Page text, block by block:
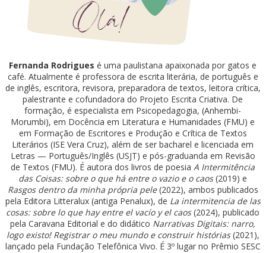
Fernanda Rodrigues é uma paulistana apaixonada por gatos e
café. Atualmente é professora de escrita literária, de português e
de inglês, escritora, revisora, preparadora de textos, leitora crítica,
palestrante e cofundadora do Projeto Escrita Criativa. De
formação, é especialista em Psicopedagogia, (Anhembi-
Morumbi), em Docência em Literatura e Humanidades (FMU) e
em Formação de Escritores e Produção e Crítica de Textos
Literários (ISE Vera Cruz), além de ser bacharel e licenciada em
Letras — Português/Inglês (USJT) e pós-graduanda em Revisão
de Textos (FMU). É autora dos livros de poesiaA Intermitência
das Coisas: sobre o que há entre o vazio e o caos(2019) e
Rasgos dentro da minha própria pele(2022), ambos publicados
pela Editora Litteralux (antiga Penalux), de La intermitencia de las
cosas: sobre lo que hay entre el vacío y el caos(2024), publicado
pela Caravana Editorial e do didático Narrativas Digitais: narro,
logo existo! Registrar o meu mundo e construir histórias(2021),
lançado pela Fundação Telefônica Vivo. É 3º lugar no Prêmio SESC